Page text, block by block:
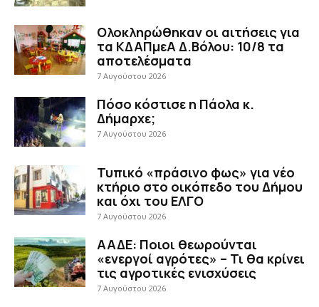
Ολοκληρώθηκαν οι αιτήσεις για
τα ΚΔΑΠμεΑ Δ.Βόλου: 10/8 τα
αποτελέσματα
7 Αυγούστου 2026
Πόσο κόστισε η Πάολα κ.
Δήμαρχε;
7 Αυγούστου 2026
Τυπικό «πράσινο φως» για νέο
κτήριο στο οικόπεδο του Δήμου
και όχι του ΕΛΓΟ
7 Αυγούστου 2026
ΑΑΔΕ: Ποιοι θεωρούνται
«ενεργοί αγρότες» – Τι θα κρίνει
τις αγροτικές ενισχύσεις
7 Αυγούστου 2026